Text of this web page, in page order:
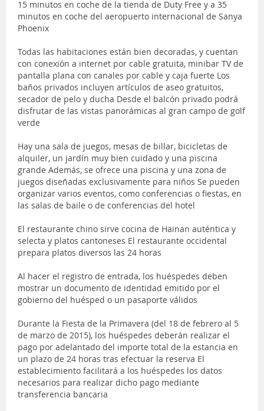
15 minutos en coche de la tienda de Duty Free y a 35
minutos en coche del aeropuerto internacional de Sanya
Phoenix
Todas las habitaciones están bien decoradas, y cuentan
con conexión a internet por cable gratuita, minibar TV de
pantalla plana con canales por cable y caja fuerte Los
baños privados incluyen artículos de aseo gratuitos,
secador de pelo y ducha Desde el balcón privado podrá
disfrutar de las vistas panorámicas al gran campo de golf
verde
Hay una sala de juegos, mesas de billar, bicicletas de
alquiler, un jardín muy bien cuidado y una piscina
grande Además, se ofrece una piscina y una zona de
juegos diseñadas exclusivamente para niños Se pueden
organizar varios eventos, como conferencias o fiestas, en
las salas de baile o de conferencias del hotel
El restaurante chino sirve cocina de Hainan auténtica y
selecta y platos cantoneses El restaurante occidental
prepara platos diversos las 24 horas
Al hacer el registro de entrada, los huéspedes deben
mostrar un documento de identidad emitido por el
gobierno del huésped o un pasaporte válidos
Durante la Fiesta de la Primavera (del 18 de febrero al 5
de marzo de 2015), los huéspedes deberán realizar el
pago por adelantado del importe total de la estancia en
un plazo de 24 horas tras efectuar la reserva El
establecimiento facilitará a los huéspedes los datos
necesarios para realizar dicho pago mediante
transferencia bancaria